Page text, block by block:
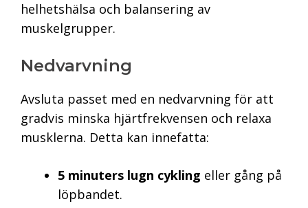
helhetshälsa och balansering av
muskelgrupper.
Nedvarvning
Avsluta passet med en nedvarvning för att
gradvis minska hjärtfrekvensen och relaxa
musklerna. Detta kan innefatta:
5 minuters lugn cykling eller gång på
löpbandet.